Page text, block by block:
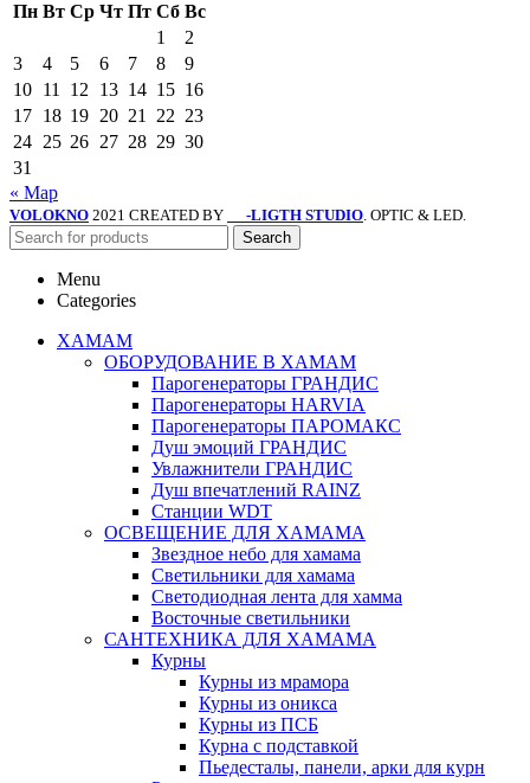
Пн Вт Ср Чт Пт Сб Вс
1
2
3
4 5 6 7 8
9
10 11 12 13 14 15 16
17 18 19 20 21 22 23
24 25 26 27 28 29 30
31
« Мар
VOLOKNO 2021 CREATED BY -LIGTH STUDIO. OPTIC & LED.
Search
Menu
Categories
ХАМАМ
ОБОРУДОВАНИЕ В ХАМАМ
Парогенераторы ГРАНДИС
Парогенераторы HARVIA
Парогенераторы ПАРОМАКС
Душ эмоций ГРАНДИС
Увлажнители ГРАНДИС
Душ впечатлений RAINZ
Станции WDT
ОСВЕЩЕНИЕ ДЛЯ ХАМАМА
Звездное небо для хамама
Светильники для хамама
Светодиодная лента для хамма
Восточные светильники
САНТЕХНИКА ДЛЯ ХАМАМА
Курны
Курны из мрамора
Курны из оникса
Курны из ПСБ
Курна с подставкой
Пьедесталы, панели, арки для курн